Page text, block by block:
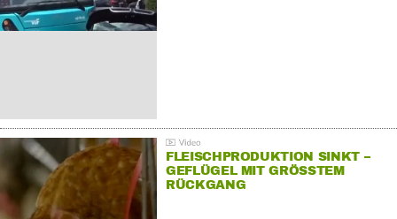
FLEISCHPRODUKTION SINKT –
GEFLÜGEL MIT GRÖSSTEM R
ÜCKGANG